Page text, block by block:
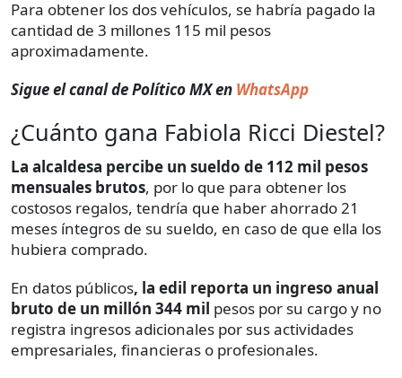
Para obtener los dos vehículos, se habría pagado la
cantidad de 3 millones 115 mil pesos
aproximadamente.
Sigue el canal de Político MX en WhatsApp
¿Cuánto gana Fabiola Ricci Diestel?
La alcaldesa percibe un sueldo de 112 mil pesos
mensuales brutos, por lo que para obtener los
costosos regalos, tendría que haber ahorrado 21
meses íntegros de su sueldo, en caso de que ella los
hubiera comprado.
En datos públicos, la edil reporta un ingreso anual
bruto de un millón 344 mil pesos por su cargo y no
registra ingresos adicionales por sus actividades
empresariales, financieras o profesionales.